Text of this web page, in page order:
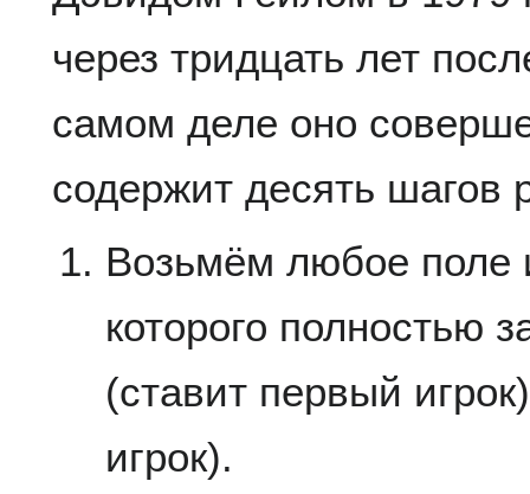
через тридцать лет
самом деле оно
содержит десять шагов
Возьмём любое поле
которого полностью
(ставит первый
игрок).